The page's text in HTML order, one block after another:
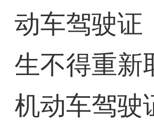
动车驾驶证
生不得重新
机动车驾驶